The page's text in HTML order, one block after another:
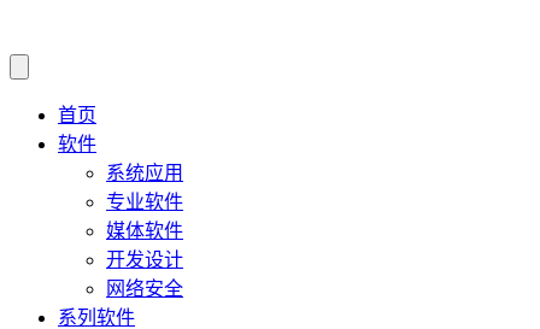
首页
软件
系统应用
专业软件
媒体软件
开发设计
网络安全
系列软件